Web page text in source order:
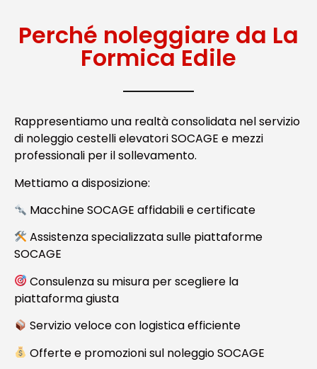
Perché noleggiare da La
Formica Edile
Rappresentiamo una realtà consolidata nel servizio
di noleggio cestelli elevatori SOCAGE e mezzi
professionali per il sollevamento.
Mettiamo a disposizione:
Macchine SOCAGE affidabili e certificate
Assistenza specializzata sulle piattaforme
SOCAGE
Consulenza su misura per scegliere la
piattaforma giusta
Servizio veloce con logistica efficiente
Offerte e promozioni sul noleggio SOCAGE